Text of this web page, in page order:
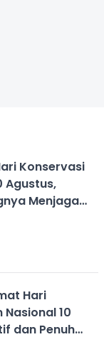
Konservasi
Agustus,
Menjaga
Hari
10
dan Penuh